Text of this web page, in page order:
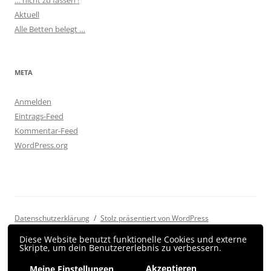
Diese Website benutzt funktionelle Cookies und externe
Skripte, um dein Benutzererlebnis zu verbessern.
Meine Einstellungen
Akzeptieren
Aktuell
Alle Betten belegt …
META
Anmelden
Eintrags-Feed
Kommentar-Feed
WordPress.org
Datenschutzerklärung Stolz präsentiert von WordPress